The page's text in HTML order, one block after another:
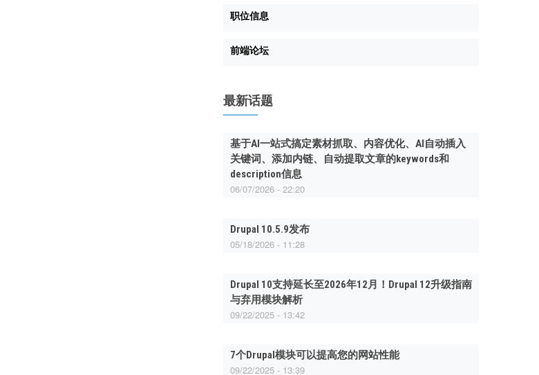
职位信息
前端论坛
最新话题
基于AI一站式搞定素材抓取、内容优化、AI自动插入
关键词、添加内链、自动提取文章的keywords和
description信息
06/07/2026 - 22:20
Drupal 10.5.9发布
05/18/2026 - 11:28
Drupal 10支持延长至2026年12月！Drupal 12升级指南
与弃用模块解析
09/22/2025 - 13:42
7个Drupal模块可以提高您的网站性能
09/22/2025 - 13:39